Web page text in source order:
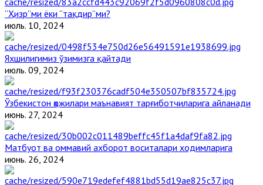
“Ҳизр”ми ёки “тақдир”ми?
июль. 10, 2024
Яхшилигимиз ўзимизга қайтади
июль. 09, 2024
Ўзбекистон ҳожилари маънавият тарғиботчиларига айланади
июнь. 27, 2024
Матбуот ва оммавий ахборот воситалари ходимларига
июнь. 26, 2024